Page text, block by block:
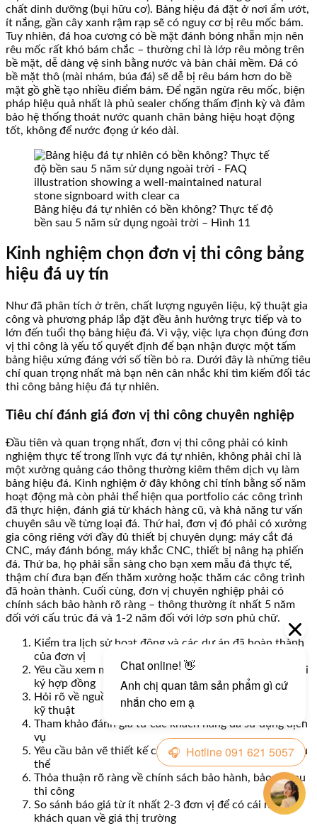
chất dinh dưỡng (bụi hữu cơ). Bảng hiệu đá đặt ở nơi ẩm ướt,
ít nắng, gần cây xanh rậm rạp sẽ có nguy cơ bị rêu mốc bám.
Tuy nhiên, đá hoa cương có bề mặt đánh bóng nhẵn mịn nên
rêu mốc rất khó bám chắc – thường chỉ là lớp rêu mỏng trên
bề mặt, dễ dàng vệ sinh bằng nước và bàn chải mềm. Đá có
bề mặt thô (mài nhám, búa đá) sẽ dễ bị rêu bám hơn do bề
mặt gồ ghề tạo nhiều điểm bám. Để ngăn ngừa rêu mốc, biện
pháp hiệu quả nhất là phủ sealer chống thấm định kỳ và đảm
bảo hệ thống thoát nước quanh chân bảng hiệu hoạt động
tốt, không để nước đọng ứ kéo dài.
Bảng hiệu đá tự nhiên có bền không? Thực tế độ
bền sau 5 năm sử dụng ngoài trời – Hình 11
Kinh nghiệm chọn đơn vị thi công bảng
hiệu đá uy tín
Như đã phân tích ở trên, chất lượng nguyên liệu, kỹ thuật gia
công và phương pháp lắp đặt đều ảnh hưởng trực tiếp và to
lớn đến tuổi thọ bảng hiệu đá. Vì vậy, việc lựa chọn đúng đơn
vị thi công là yếu tố quyết định để bạn nhận được một tấm
bảng hiệu xứng đáng với số tiền bỏ ra. Dưới đây là những tiêu
chí quan trọng nhất mà bạn nên cân nhắc khi tìm kiếm đối tác
thi công bảng hiệu đá tự nhiên.
Tiêu chí đánh giá đơn vị thi công chuyên nghiệp
Đầu tiên và quan trọng nhất, đơn vị thi công phải có kinh
nghiệm thực tế trong lĩnh vực đá tự nhiên, không phải chỉ là
một xưởng quảng cáo thông thường kiêm thêm dịch vụ làm
bảng hiệu đá. Kinh nghiệm ở đây không chỉ tính bằng số năm
hoạt động mà còn phải thể hiện qua portfolio các công trình
đã thực hiện, đánh giá từ khách hàng cũ, và khả năng tư vấn
chuyên sâu về từng loại đá. Thứ hai, đơn vị đó phải có xưởng
gia công riêng với đầy đủ thiết bị chuyên dụng: máy cắt đá
CNC, máy đánh bóng, máy khắc CNC, thiết bị nâng hạ phiến
đá. Thứ ba, họ phải sẵn sàng cho bạn xem mẫu đá thực tế,
thậm chí đưa bạn đến thăm xưởng hoặc thăm các công trình
đã hoàn thành. Cuối cùng, đơn vị chuyên nghiệp phải có
chính sách bảo hành rõ ràng – thông thường ít nhất 5 năm
đối với cấu trúc đá và 1-2 năm đối với lớp sơn phủ chữ.
Kiểm tra lịch sử hoạt động và các dự án đã hoàn thành
của đơn vị
Yêu cầu xem mẫu đá thực tế và mẫu chữ khắc trước khi
ký hợp đồng
Hỏi rõ về nguồn gốc đá, loại đá cụ thể và các thông số
kỹ thuật
Tham khảo đánh giá từ các khách hàng đã sử dụng dịch
vụ
Yêu cầu bản vẽ thiết kế chi tiết và phương án lắp đặt cụ
thể
Thỏa thuận rõ ràng về chính sách bảo hành, bảo trì sau
thi công
So sánh báo giá từ ít nhất 2-3 đơn vị để có cái nhìn
khách quan về giá thị trường